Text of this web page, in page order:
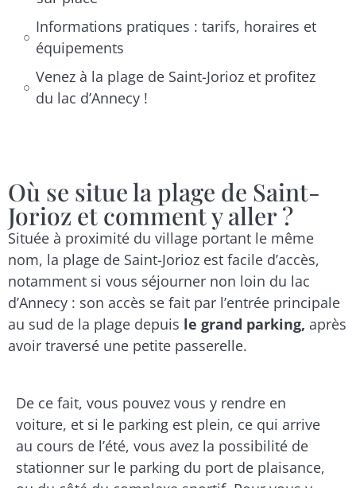
Informations pratiques : tarifs, horaires et
équipements
Venez à la plage de Saint-Jorioz et profitez
du lac d’Annecy !
Où se situe la plage de Saint-
Jorioz et comment y aller ?
Située à proximité du village portant le même
nom, la plage de Saint-Jorioz est facile d’accès,
notamment si vous séjourner non loin du lac
d’Annecy : son accès se fait par l’entrée principale
au sud de la plage depuis le grand parking, après
avoir traversé une petite passerelle.
De ce fait, vous pouvez vous y rendre en
voiture, et si le parking est plein, ce qui arrive
au cours de l’été, vous avez la possibilité de
stationner sur le parking du port de plaisance,